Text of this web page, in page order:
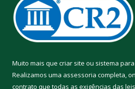
Muito mais que criar site ou sistema
Realizamos uma assessoria completa,
contrato que todas as exigências das